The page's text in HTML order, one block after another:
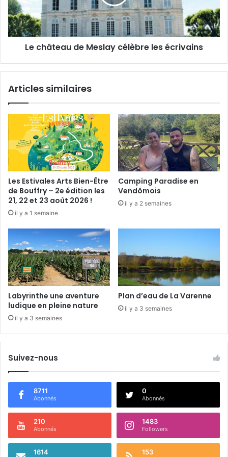
e
d
é
p
t
e
a
u
s
é
è
r
e
e
s
c
r
i
v
a
i
n
Le château de Meslay célèbre les écrivains
Articles similaires
Les Estivales Arts Bien-Être
de Bouffry – 2e édition les
21, 22 et 23 août 2026 !
il y a 1 semaine
Camping Paradise en
Vendômois
il y a 2 semaines
Labyrinthe une aventure
ludique en pleine nature
il y a 3 semaines
Plan d’eau de La Varenne
il y a 3 semaines
Suivez-nous
8711
Abonnés
0
Abonnés
210
Abonnés
1483
Followers
1614 153